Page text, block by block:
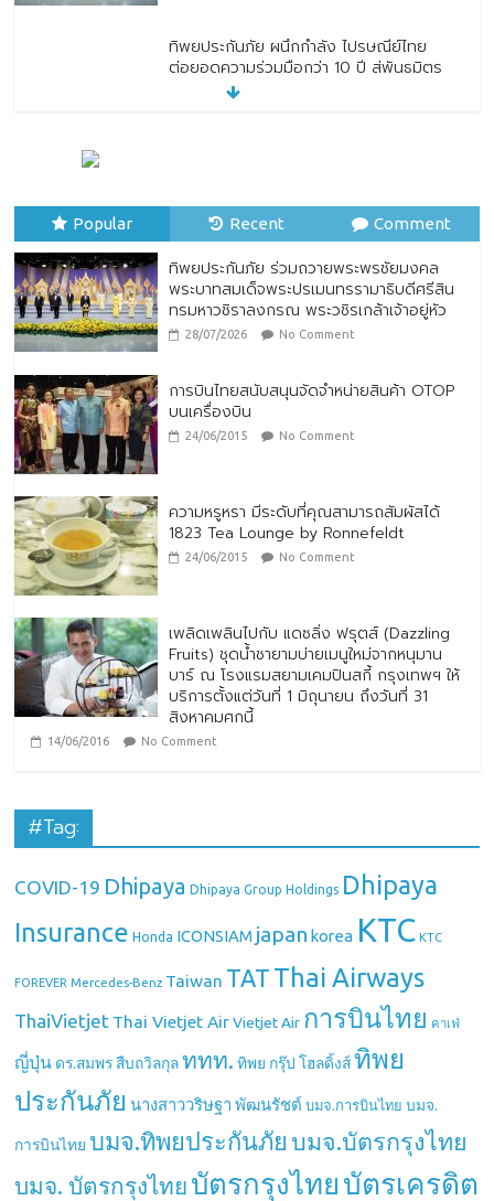
ทิพยประกันภัย ผนึกกำลัง ไปรษณีย์ไทย
ต่อยอดความร่วมมือกว่า 10 ปี สู่พันธมิตร
เชิงกลยุทธ์ ยกระดับบริการดิจิทัลและการเข้า
24/07/2026 No Comment
Popular Recent Comment
ทิพยประกันภัย ร่วมถวายพระพรชัยมงคล
พระบาทสมเด็จพระปรเมนทรรามาธิบดีศรีสิน
ทรมหาวชิราลงกรณ พระวชิรเกล้าเจ้าอยู่หัว
28/07/2026 No Comment
การบินไทยสนับสนุนจัดจำหน่ายสินค้า OTOP
บนเครื่องบิน
24/06/2015 No Comment
ความหรูหรา มีระดับที่คุณสามารถสัมผัสได้
1823 Tea Lounge by Ronnefeldt
24/06/2015 No Comment
เพลิดเพลินไปกับ แดซลิ่ง ฟรุตส์ (Dazzling
Fruits) ชุดน้ำชายามบ่ายเมนูใหม่จากหนุมาน
บาร์ ณ โรงแรมสยามเคมปินสกี้ กรุงเทพฯ ให้
บริการตั้งแต่วันที่ 1 มิถุนายน ถึงวันที่ 31
สิงหาคมศกนี้
14/06/2016 No Comment
#Tag:
COVID-19 Dhipaya Dhipaya Group Holdings Dhipaya
Insurance Honda ICONSIAM japan korea KTC KTC
FOREVER Mercedes-Benz Taiwan TAT Thai Airways
ThaiVietjet Thai Vietjet Air Vietjet Air การบินไทย คาเฟ่
ญี่ปุ่น ดร.สมพร สืบถวิลกุล ททท. ทิพย กรุ๊ป โฮลดิ้งส์ ทิพย
ประกันภัย นางสาววริษฐา พัฒนรัชต์ บมจ.การบินไทย บมจ.
การบินไทย บมจ.ทิพยประกันภัย บมจ.บัตรกรุงไทย
บมจ. บัตรกรุงไทย บัตรกรุงไทย บัตรเครดิต